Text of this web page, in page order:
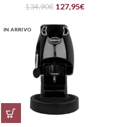
134,90€ 127,95€
IN ARRIVO